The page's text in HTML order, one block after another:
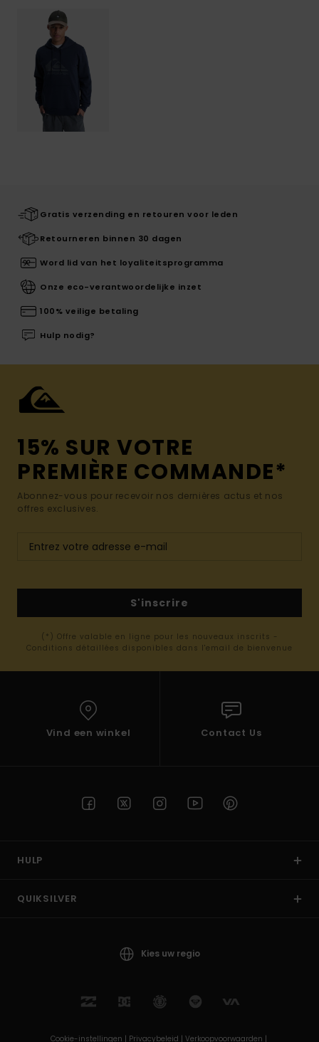
Gratis verzending en retouren voor leden
Retourneren binnen 30 dagen
Word lid van het loyaliteitsprogramma
Onze eco-verantwoordelijke inzet
100% veilige betaling
Hulp nodig?
15% SUR VOTRE
PREMIÈRE COMMANDE*
Abonnez-vous pour recevoir nos dernières actus et nos
offres exclusives.
S'inscrire
(*) Offre valable en ligne pour les nouveaux inscrits -
Conditions détaillées disponibles dans l'email de bienvenue
Vind een winkel Contact Us
HULP
QUIKSILVER
Kies uw regio
Cookie-instellingen | Privacybeleid | Verkoopvoorwaarden |